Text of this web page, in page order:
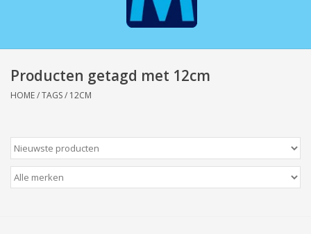
Wonen/koken/huishouden
Wenskaarten
Zeeuws/Streek
Producten getagd met 12cm
HOME/TAGS/ 12CM